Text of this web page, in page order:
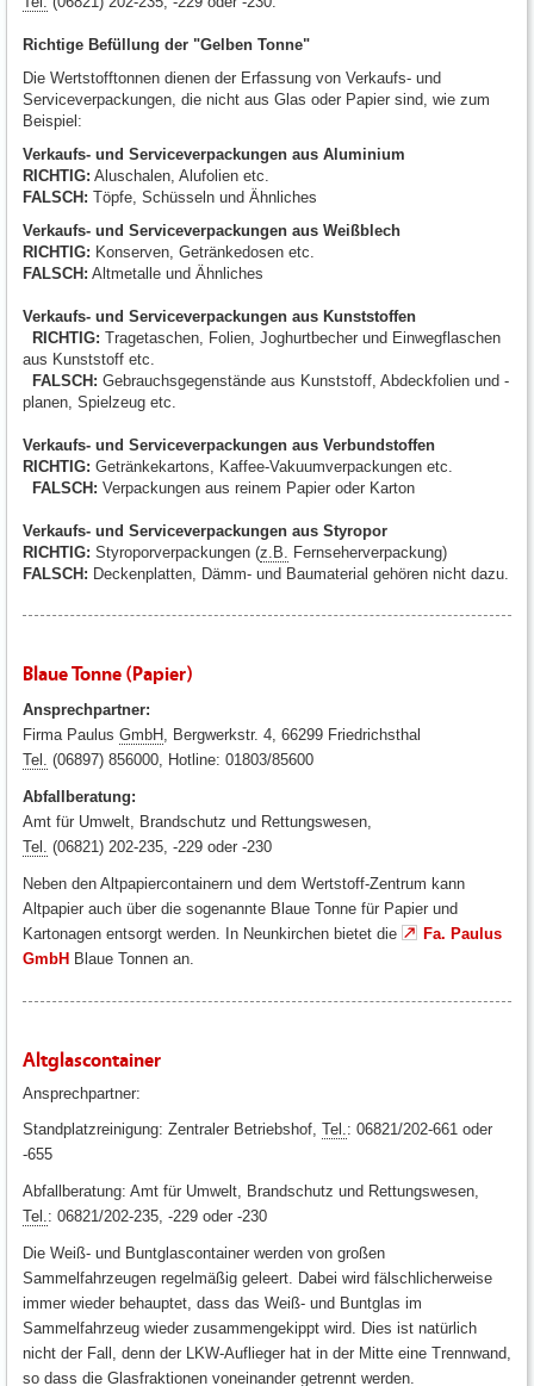
Richtige Befüllung der "Gelben Tonne"
Die Wertstofftonnen dienen der Erfassung von Verkaufs- und
Serviceverpackungen, die nicht aus Glas oder Papier sind, wie zum
Beispiel:
Verkaufs- und Serviceverpackungen aus Aluminium
RICHTIG: Aluschalen, Alufolien etc.
FALSCH: Töpfe, Schüsseln und Ähnliches
Verkaufs- und Serviceverpackungen aus Weißblech
RICHTIG: Konserven, Getränkedosen etc.
FALSCH: Altmetalle und Ähnliches
Verkaufs- und Serviceverpackungen aus Kunststoffen
RICHTIG: Tragetaschen, Folien, Joghurtbecher und Einwegflaschen
aus Kunststoff etc.
FALSCH: Gebrauchsgegenstände aus Kunststoff, Abdeckfolien und -
planen, Spielzeug etc.
Verkaufs- und Serviceverpackungen aus Verbundstoffen
RICHTIG: Getränkekartons, Kaffee-Vakuumverpackungen etc.
FALSCH: Verpackungen aus reinem Papier oder Karton
Verkaufs- und Serviceverpackungen aus Styropor
RICHTIG: Styroporverpackungen (z.B.
Fernseherverpackung)
FALSCH: Deckenplatten, Dämm- und Baumaterial gehören nicht dazu.
Blaue Tonne (Papier)
Ansprechpartner:
Firma Paulus GmbH , Bergwerkstr. 4, 66299 Friedrichsthal
Tel. (06897) 856000, Hotline: 01803/85600
Abfallberatung:
Amt für Umwelt, Brandschutz und Rettungswesen,
Tel. (06821) 202-235, -229 oder -230
Neben den Altpapiercontainern und dem Wertstoff-Zentrum kann
Altpapier auch über die sogenannte Blaue Tonne für Papier und
Kartonagen entsorgt werden. In Neunkirchen bietet die
Fa. Paulus
GmbH Blaue Tonnen an.
Altglascontainer
Ansprechpartner:
Standplatzreinigung: Zentraler Betriebshof, Tel. : 06821/202-661 oder
-655
Abfallberatung: Amt für Umwelt, Brandschutz und Rettungswesen,
Tel. : 06821/202-235, -229 oder -230
Die Weiß- und Buntglascontainer werden von großen
Sammelfahrzeugen regelmäßig geleert. Dabei wird fälschlicherweise
immer wieder behauptet, dass das Weiß- und Buntglas im
Sammelfahrzeug wieder zusammengekippt wird. Dies ist natürlich
nicht der Fall, denn der LKW-Auflieger hat in der Mitte eine Trennwand,
so dass die Glasfraktionen voneinander getrennt werden.